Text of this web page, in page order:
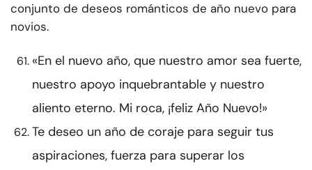
conjunto de deseos románticos de año nuevo para
novios.
«En el nuevo año, que nuestro amor sea fuerte,
nuestro apoyo inquebrantable y nuestro
aliento eterno. Mi roca, ¡feliz Año Nuevo!»
Te deseo un año de coraje para seguir tus
aspiraciones, fuerza para superar los